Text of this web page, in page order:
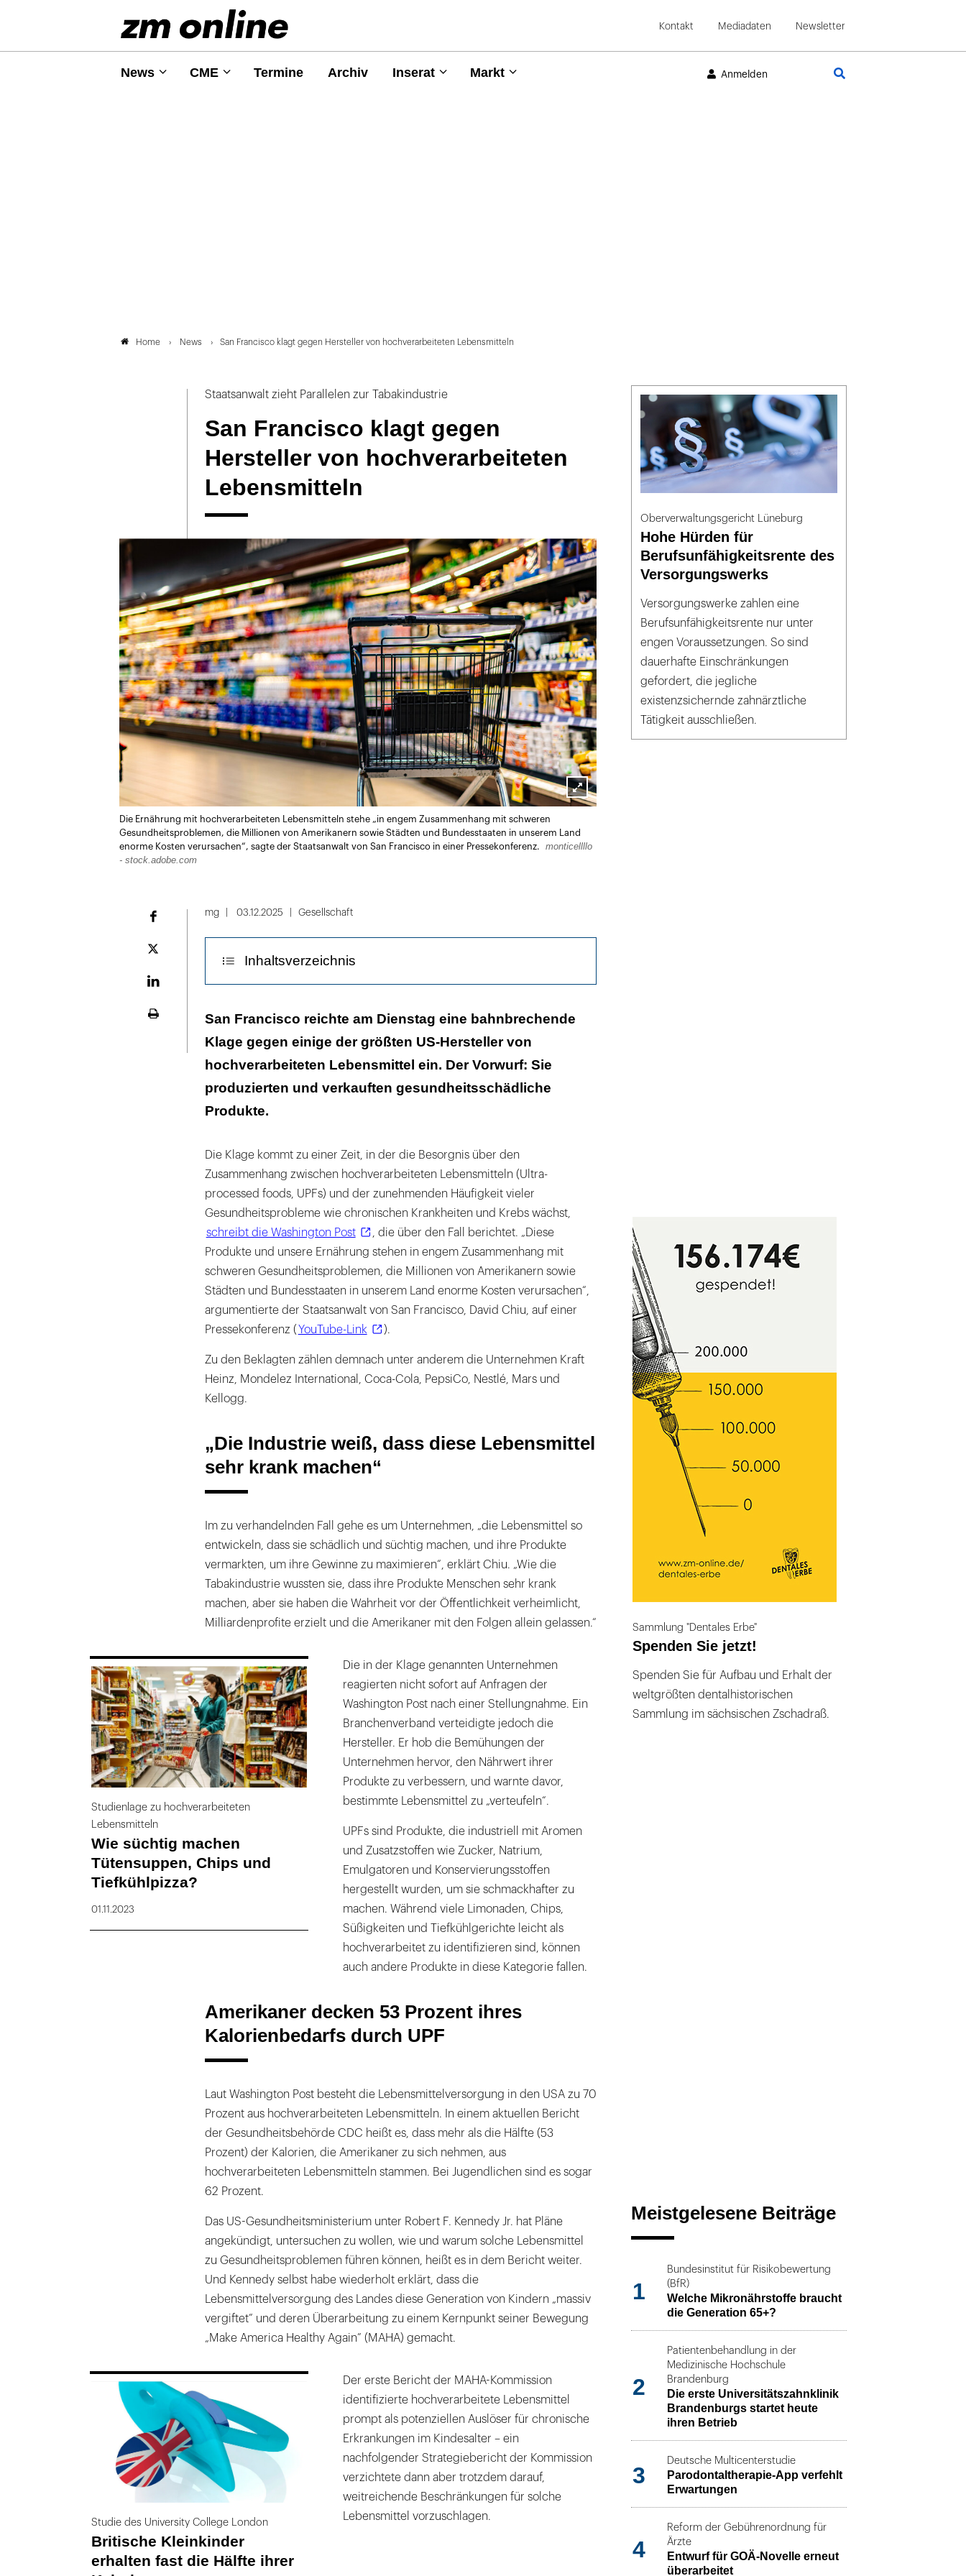
Kontakt Mediadaten Newsletter
News CME Termine Archiv Inserat Markt Anmelden
Home News San Francisco klagt gegen Hersteller von hochverarbeiteten Lebensmitteln
Staatsanwalt zieht Parallelen zur Tabakindustrie
San Francisco klagt gegen
Hersteller von hochverarbeiteten
Lebensmitteln
Lightbox
öffnen
Die Ernährung mit hochverarbeiteten Lebensmitteln stehe „in engem Zusammenhang mit schweren
Gesundheitsproblemen, die Millionen von Amerikanern sowie Städten und Bundesstaaten in unserem Land
enorme Kosten verursachen“, sagte der Staatsanwalt von San Francisco in einer Pressekonferenz.
monticellllo
- stock.adobe.com
Plattform
mg 03.12.2025 Gesellschaft
Inhaltsverzeichnis
„Die Industrie weiß, dass diese Lebensmittel sehr krank machen“
Amerikaner decken 53 Prozent ihres Kalorienbedarfs durch UPF
San Francisco reichte am Dienstag eine bahnbrechende
Klage gegen einige der größten US-Hersteller von
hochverarbeiteten Lebensmittel ein. Der Vorwurf: Sie
produzierten und verkauften gesundheitsschädliche
Produkte.
Die Klage kommt zu einer Zeit, in der die Besorgnis über den
Zusammenhang zwischen hochverarbeiteten Lebensmitteln (Ultra-
processed foods, UPFs) und der zunehmenden Häufigkeit vieler
Gesundheitsprobleme wie chronischen Krankheiten und Krebs wächst,
schreibt die Washington Post
, die über den Fall berichtet. „Diese
Produkte und unsere Ernährung stehen in engem Zusammenhang mit
schweren Gesundheitsproblemen, die Millionen von Amerikanern sowie
Städten und Bundesstaaten in unserem Land enorme Kosten verursachen“,
argumentierte der Staatsanwalt von San Francisco, David Chiu, auf einer
Pressekonferenz ( YouTube-Link ).
Zu den Beklagten zählen demnach unter anderem die Unternehmen Kraft
Heinz, Mondelez International, Coca-Cola, PepsiCo, Nestlé, Mars und
Kellogg.
„Die Industrie weiß, dass diese Lebensmittel
sehr krank machen“
Im zu verhandelnden Fall gehe es um Unternehmen, „die Lebensmittel so
entwickeln, dass sie schädlich und süchtig machen, und ihre Produkte
vermarkten, um ihre Gewinne zu maximieren“, erklärt Chiu. „Wie die
Tabakindustrie wussten sie, dass ihre Produkte Menschen sehr krank
machen, aber sie haben die Wahrheit vor der Öffentlichkeit verheimlicht,
Milliardenprofite erzielt und die Amerikaner mit den Folgen allein gelassen.“
169
Studienlage zu hochverarbeiteten
Lebensmitteln
Wie süchtig machen
Tütensuppen, Chips und
Tiefkühlpizza?
01.11.2023
Die in der Klage genannten Unternehmen
reagierten nicht sofort auf Anfragen der
Washington Post nach einer Stellungnahme. Ein
Branchenverband verteidigte jedoch die
Hersteller. Er hob die Bemühungen der
Unternehmen hervor, den Nährwert ihrer
Produkte zu verbessern, und warnte davor,
bestimmte Lebensmittel zu „verteufeln“.
UPFs sind Produkte, die industriell mit Aromen
und Zusatzstoffen wie Zucker, Natrium,
Emulgatoren und Konservierungsstoffen
hergestellt wurden, um sie schmackhafter zu
machen. Während viele Limonaden, Chips,
Süßigkeiten und Tiefkühlgerichte leicht als
hochverarbeitet zu identifizieren sind, können
auch andere Produkte in diese Kategorie fallen.
Amerikaner decken 53 Prozent ihres
Kalorienbedarfs durch UPF
Laut Washington Post besteht die Lebensmittelversorgung in den USA zu 70
Prozent aus hochverarbeiteten Lebensmitteln. In einem aktuellen Bericht
der Gesundheitsbehörde CDC heißt es, dass mehr als die Hälfte (53
Prozent) der Kalorien, die Amerikaner zu sich nehmen, aus
hochverarbeiteten Lebensmitteln stammen. Bei Jugendlichen sind es sogar
62 Prozent.
Das US-Gesundheitsministerium unter Robert F. Kennedy Jr. hat Pläne
angekündigt, untersuchen zu wollen, wie und warum solche Lebensmittel
zu Gesundheitsproblemen führen können, heißt es in dem Bericht weiter.
Und Kennedy selbst habe wiederholt erklärt, dass die
Lebensmittelversorgung des Landes diese Generation von Kindern „massiv
vergiftet” und deren Überarbeitung zu einem Kernpunkt seiner Bewegung
„Make America Healthy Again” (MAHA) gemacht.
Studie des University College London
Britische Kleinkinder
erhalten fast die Hälfte ihrer
Der erste Bericht der MAHA-Kommission
identifizierte hochverarbeitete Lebensmittel
prompt als potenziellen Auslöser für chronische
Erkrankungen im Kindesalter – ein
nachfolgender Strategiebericht der Kommission
verzichtete dann aber trotzdem darauf,
weitreichende Beschränkungen für solche
Lebensmittel vorzuschlagen.
Oberverwaltungsgericht Lüneburg
Hohe Hürden für
Berufsunfähigkeitsrente des
Versorgungswerks
Versorgungswerke zahlen eine
Berufsunfähigkeitsrente nur unter
engen Voraussetzungen. So sind
dauerhafte Einschränkungen
gefordert, die jegliche
existenzsichernde zahnärztliche
Tätigkeit ausschließen.
Sammlung "Dentales Erbe"
Spenden Sie jetzt!
Spenden Sie für Aufbau und Erhalt der
weltgrößten dentalhistorischen
Sammlung im sächsischen Zschadraß.
Meistgelesene Beiträge
1
Bundesinstitut für Risikobewertung
(BfR)
Welche Mikronährstoffe braucht
die Generation 65+?
2
Patientenbehandlung in der
Medizinische Hochschule
Brandenburg
Die erste Universitätszahnklinik
Brandenburgs startet heute
ihren Betrieb
3
Deutsche Multicenterstudie
Parodontaltherapie-App verfehlt
Erwartungen
4
Reform der Gebührenordnung für
Ärzte
Entwurf für GOÄ-Novelle erneut
überarbeitet